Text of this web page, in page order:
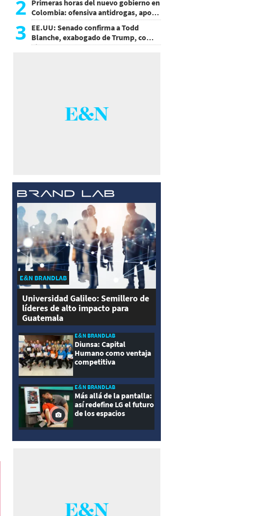
2 Primeras horas del nuevo gobierno en
Colombia: ofensiva antidrogas, apoyo
de EE.UU. y un atentado
3 EE.UU: Senado confirma a Todd
Blanche, exabogado de Trump, como
Fiscal General
E&N BRANDLAB
Universidad Galileo: Semillero de
líderes de alto impacto para
Guatemala
E&N BRANDLAB
Diunsa: Capital
Humano como ventaja
competitiva
E&N BRANDLAB
Más allá de la pantalla:
así redefine LG el futuro
de los espacios